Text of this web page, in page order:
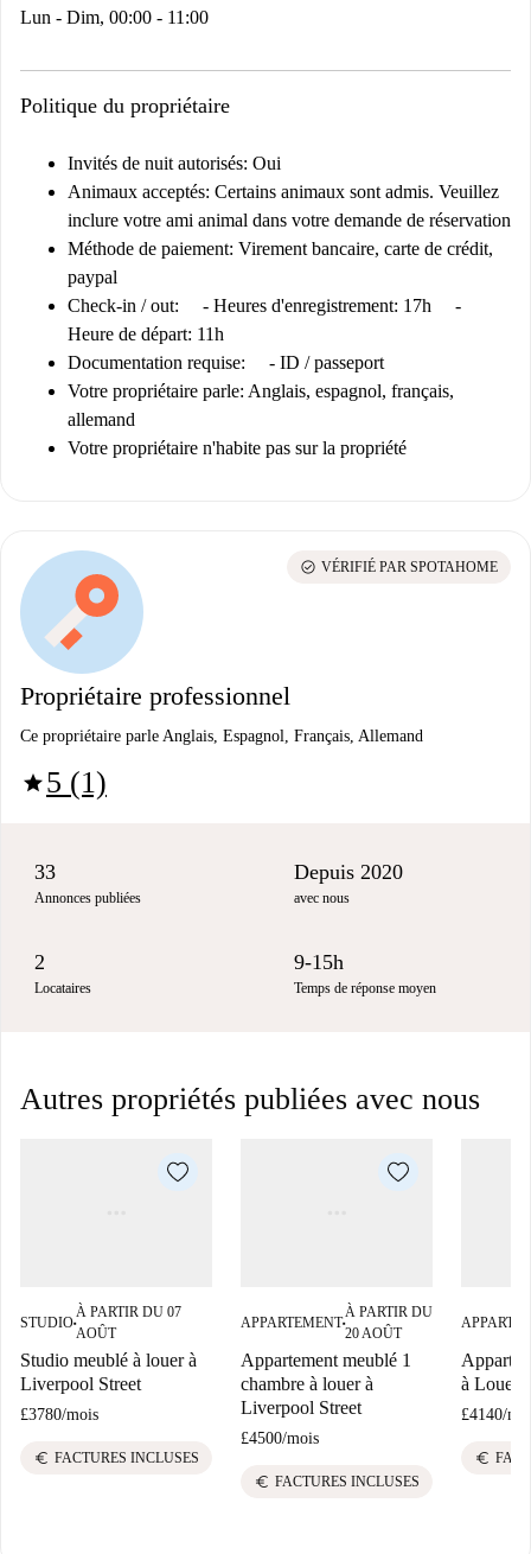
Lun - Dim, 00:00 - 11:00
Politique du propriétaire
Invités de nuit autorisés: Oui
Animaux acceptés: Certains animaux sont admis. Veuillez
inclure votre ami animal dans votre demande de réservation
Méthode de paiement: Virement bancaire, carte de crédit,
paypal
Check-in / out: - Heures d'enregistrement: 17h -
Heure de départ: 11h
Documentation requise: - ID / passeport
Votre propriétaire parle: Anglais, espagnol, français,
allemand
Votre propriétaire n'habite pas sur la propriété
Propriétaire professionnel
Ce propriétaire parle Anglais, Espagnol, Français, Allemand
star5 (1)
check_circle VÉRIFIÉ PAR SPOTAHOME
33
Annonces publiées
Depuis 2020
avec nous
2
Locataires
9-15h
Temps de réponse moyen
Autres propriétés publiées avec nous
STUDIO■
À PARTIR DU 07
AOÛT
Studio meublé à louer à
Liverpool Street
£3780/mois
euro FACTURES INCLUSES
APPARTEMENT■
À PARTIR DU
20 AOÛT
Appartement meublé 1
chambre à louer à
Liverpool Street
£4500/mois
euro FACTURES INCLUSES
à Louer
£4140/
euro